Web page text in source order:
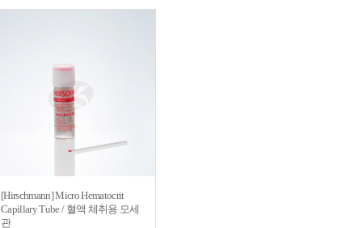
[Hirschmann] Micro Hematocrit
Capillary Tube / 혈액 체취용 모세
관